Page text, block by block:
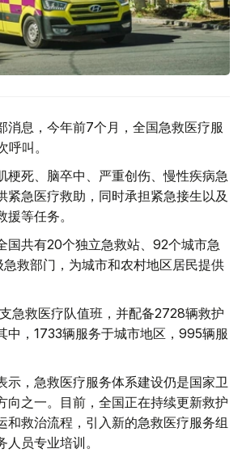
消息，今年前7个月，全国急救医疗服
叫。
梗死、脑卒中、严重创伤、慢性疾病急
紧急医疗救助，同时承担紧急接生以及
等任务。
国共有20个独立急救站、92个城市急
救部门，为城市和农村地区居民提供
急救医疗队值班，并配备2728辆救护
中，1733辆服务于城市地区，995辆服
示，急救医疗服务体系建设仍是国家卫
向之一。目前，全国正在持续更新救护
和救治流程，引入新的急救医疗服务组
员专业培训。